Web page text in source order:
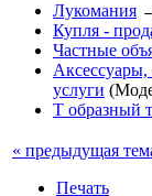
Лукомания
Купля -
Частные
услуги
Т образный
« предыдущая
Печать